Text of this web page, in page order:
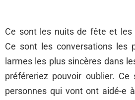
Ce sont les nuits de fête et les
Ce sont les conversations les
larmes les plus sincères dans
préféreriez pouvoir oublier.
personnes qui vont ont aidé-e